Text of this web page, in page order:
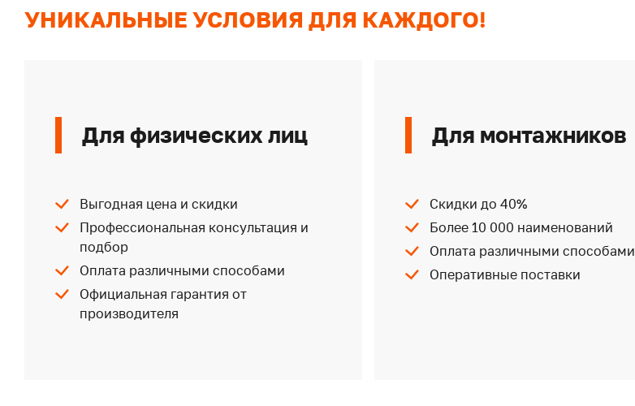
УНИКАЛЬНЫЕ УСЛОВИЯ ДЛЯ КАЖДОГО!
Для физических лиц
Выгодная цена и скидки
Профессиональная консультация и
подбор
Оплата различными способами
Официальная гарантия от
производителя
Для монтажников
Скидки до 40%
Более 10 000 наименований
Оплата различными способами
Оперативные поставки